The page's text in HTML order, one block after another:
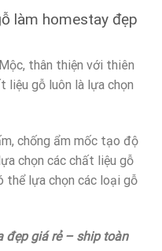
làm homestay đẹp
thân thiện với thiên
liệu gỗ luôn là lựa chọn
chống ẩm mốc tạo độ
chọn các chất liệu gỗ
thể lựa chọn các loại gỗ
đẹp giá rẻ – ship toàn